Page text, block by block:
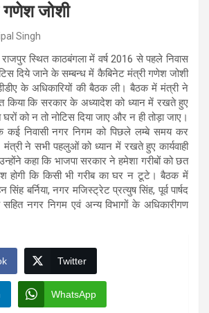
गणेश जोशी
Singh
स्थित काठबंगला में वर्ष 2016 से पहले निवास
दिये जाने के सम्बन्ध में कैबिनेट मंत्री गणेश जोशी
के अधिकारियों की बैठक ली। बैठक में मंत्री ने
किया कि सरकार के अध्यादेश को ध्यान में रखते हुए
घरों को न तो नोटिस दिया जाए और न ही तोड़ा जाए।
कई निवासी नगर निगम को पिछले लम्बे समय कर
ने सभी पहलुओं को ध्यान में रखते हुए कार्यवाही
कहा कि भाजपा सरकार ने हमेशा गरीबों को छत
होगी कि किसी भी गरीब का घर न टूटे। बैठक में
बर्निया, नगर मजिस्ट्रेट प्रत्युष सिंह, पूर्व पार्षद
नगर निगम एवं अन्य विभागों के अधिकारीगण
Twitter
WhatsApp